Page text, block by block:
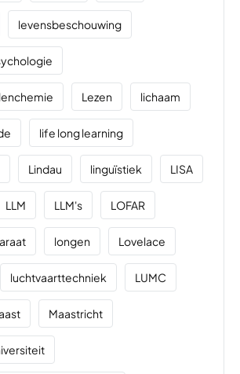
levensbeschouwing
Lezen lichaam
life long learning
Lindau linguïstiek LISA
LLM LLM's LOFAR
longen Lovelace
luchtvaarttechniek LUMC
Maastricht